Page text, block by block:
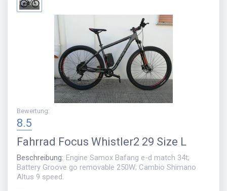
Bewertung:
8.5
Fahrrad Focus Whistler2 29 Size L
Beschreibung: Engine Samox Bafang e-d match 34t;
Battery Groove go removable 250W; Cambio Shimano
Altus 9 speed.